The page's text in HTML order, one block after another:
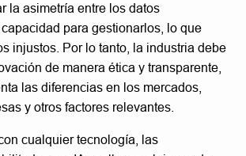
la asimetría entre los datos
para gestionarlos, lo que
injustos. Por lo tanto, la industria debe
de manera ética y transparente,
las diferencias en los mercados,
y otros factores relevantes.
cualquier tecnología, las